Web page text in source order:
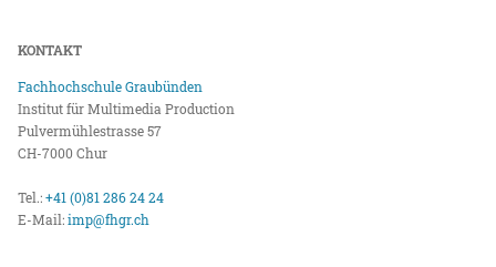
KONTAKT
Fachhochschule Graubünden
Institut für Multimedia Production
Pulvermühlestrasse 57
CH-7000 Chur
Tel.:+41 (0)81 286 24 24
E-Mail:imp@fhgr.ch